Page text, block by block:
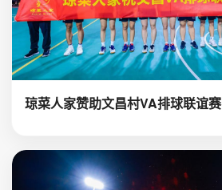
琼菜人家赞助文昌村VA排球联谊赛